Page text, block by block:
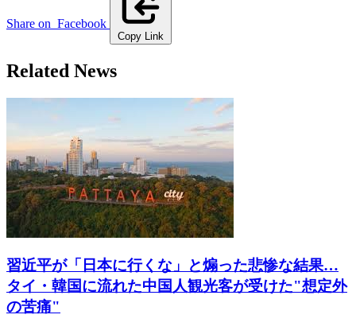
Share on Facebook
Copy Link
Related News
習近平が「日本に行くな」と煽った悲惨な結果…
タイ・韓国に流れた中国人観光客が受けた"想定外
の苦痛"